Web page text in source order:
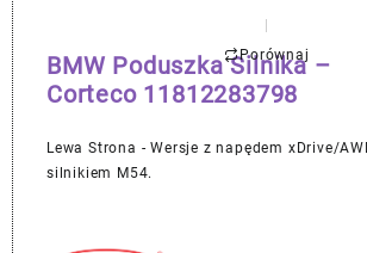
Porównaj
BMW Poduszka Silnika –
Corteco 11812283798
Lewa Strona - Wersje z napędem xDrive/
silnikiem M54.